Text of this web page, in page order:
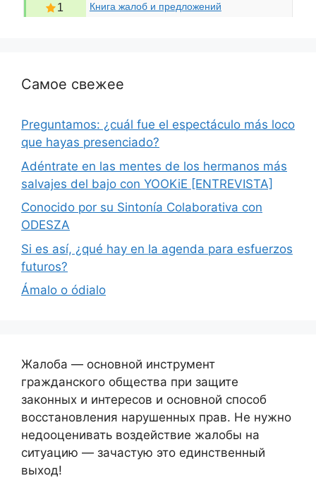
1 Книга жалоб и предложений
Самое свежее
Preguntamos: ¿cuál fue el espectáculo más loco
que hayas presenciado?
Adéntrate en las mentes de los hermanos más
salvajes del bajo con YOOKiE [ENTREVISTA]
Conocido por su Sintonía Colaborativa con
ODESZA
Si es así, ¿qué hay en la agenda para esfuerzos
futuros?
Ámalo o ódialo
Жалоба — основной инструмент
гражданского общества при защите
законных и интересов и основной способ
восстановления нарушенных прав. Не нужно
недооценивать воздействие жалобы на
ситуацию — зачастую это единственный
выход!